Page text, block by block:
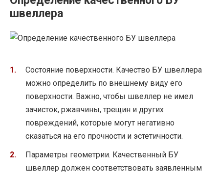
швеллера
Состояние поверхности. Качество БУ швеллера
можно определить по внешнему виду его
поверхности. Важно, чтобы швеллер не имел
зачисток, ржавчины, трещин и других
повреждений, которые могут негативно
сказаться на его прочности и эстетичности.
Параметры геометрии. Качественный БУ
швеллер должен соответствовать заявленным